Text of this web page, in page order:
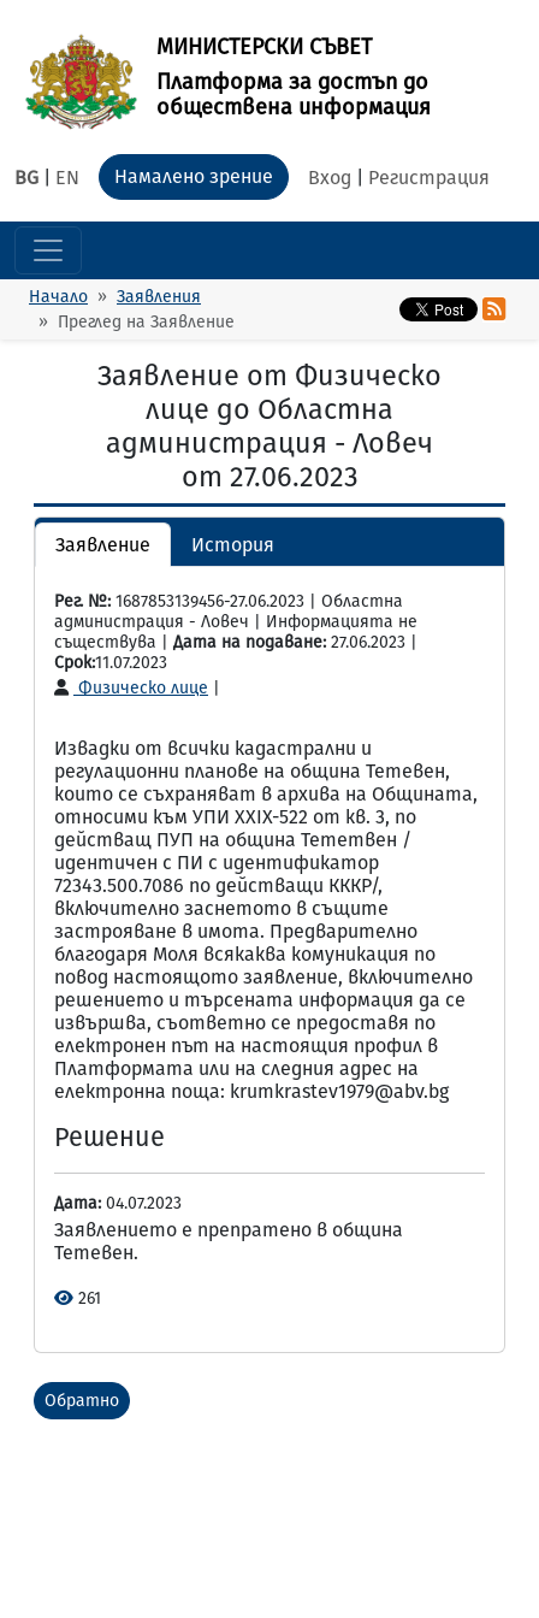
МИНИСТЕРСКИ СЪВЕТ
Платформа за достъп до
обществена информация
BG EN Вход Регистрация
Намалено зрение
Начало
Заявления
Преглед на Заявление
Заявление от Физическо
лице до Областна
администрация - Ловеч
от 27.06.2023
Заявление История
Рег. №: 1687853139456-27.06.2023 | Областна
администрация - Ловеч | Информацията не
съществува | Дата на подаване: 27.06.2023 |
Срок:11.07.2023
Физическо лице
Извадки от всички кадастрални и
регулационни планове на община Тетевен,
които се съхраняват в архива на Общината,
относими към УПИ XXIX-522 от кв. 3, по
действащ ПУП на община Тететвен /
идентичен с ПИ с идентификатор
72343.500.7086 по действащи КККР/,
включително заснетото в същите
застрояване в имота. Предварително
благодаря Моля всякаква комуникация по
повод настоящото заявление, включително
решението и търсената информация да се
извършва, съответно се предоставя по
електронен път на настоящия профил в
Платформата или на следния адрес на
електронна поща: krumkrastev1979@abv.bg
Решение
Дата: 04.07.2023
Заявлението е препратено в община
Тетевен.
261
Обратно